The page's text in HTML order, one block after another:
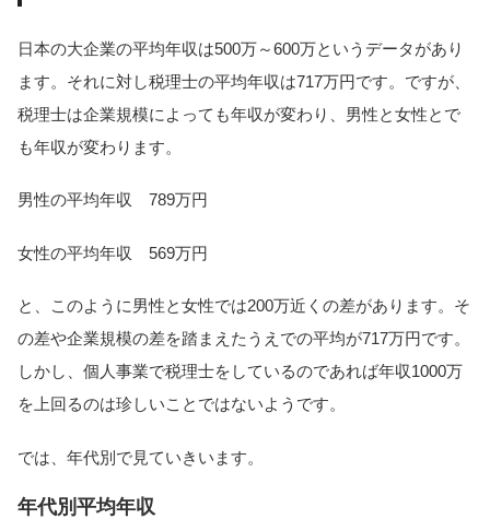
日本の大企業の平均年収は500万～600万というデータがあり
ます。それに対し税理士の平均年収は717万円です。ですが、
税理士は企業規模によっても年収が変わり、男性と女性とで
も年収が変わります。
男性の平均年収 789万円
女性の平均年収 569万円
と、このように男性と女性では200万近くの差があります。そ
の差や企業規模の差を踏まえたうえでの平均が717万円です。
しかし、個人事業で税理士をしているのであれば年収1000万
を上回るのは珍しいことではないようです。
では、年代別で見ていきいます。
年代別平均年収